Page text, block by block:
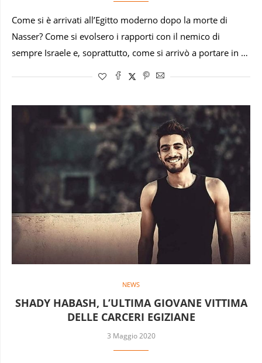
Come si è arrivati all’Egitto moderno dopo la morte di
Nasser? Come si evolsero i rapporti con il nemico di
sempre Israele e, soprattutto, come si arrivò a portare in …
NEWS
SHADY HABASH, L’ULTIMA GIOVANE VITTIMA
DELLE CARCERI EGIZIANE
3 Maggio 2020